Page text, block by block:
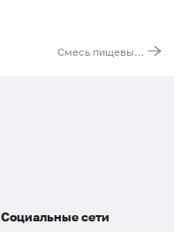
Смесь пищевых аллергенов № 25 (IgE): семена кунжута, пекарские дрожжи, чеснок, сельдерей
Социальные сети